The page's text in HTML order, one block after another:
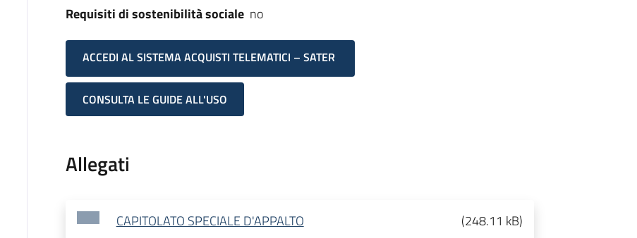
Requisiti di sostenibilità sociale no
ACCEDI AL SISTEMA ACQUISTI TELEMATICI – SATER
CONSULTA LE GUIDE ALL'USO
Allegati
CAPITOLATO SPECIALE D'APPALTO (248.11 kB)